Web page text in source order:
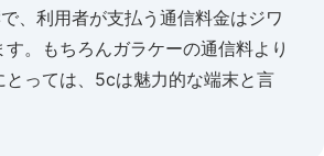
で、利用者が支払う通信料金はジワ
。もちろんガラケーの通信料より
とっては、5cは魅力的な端末と言